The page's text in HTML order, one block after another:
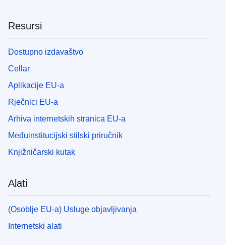
Resursi
Dostupno izdavaštvo
Cellar
Aplikacije EU-a
Rječnici EU-a
Arhiva internetskih stranica EU-a
Međuinstitucijski stilski priručnik
Knjižničarski kutak
Alati
(Osoblje EU-a) Usluge objavljivanja
Internetski alati